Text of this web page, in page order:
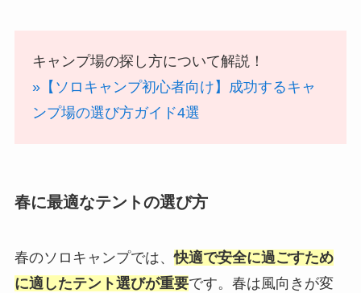
キャンプ場の探し方について解説！
»【ソロキャンプ初心者向け】成功するキャ
ンプ場の選び方ガイド4選
春に最適なテントの選び方
春のソロキャンプでは、快適で安全に過ごすため
に適したテント選びが重要です。春は風向きが変